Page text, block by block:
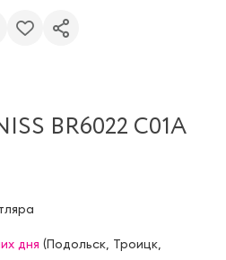
BR6022 C01A
дня (Подольск Троицк